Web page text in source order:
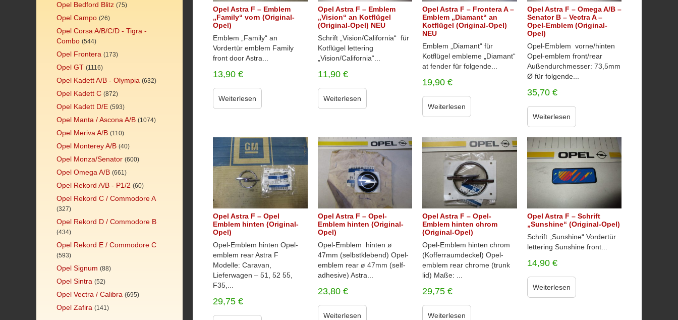
Opel Bedford Blitz (75)
Opel Campo (26)
Opel Corsa A/B/C/D - Tigra -
Combo (544)
Opel Frontera (173)
Opel GT (1116)
Opel Kadett A/B - Olympia (632)
Opel Kadett C (872)
Opel Kadett D/E (593)
Opel Manta / Ascona A/B (1074)
Opel Meriva A/B (110)
Opel Monterey A/B (40)
Opel Monza/Senator (600)
Opel Omega A/B (661)
Opel Rekord A/B - P1/2 (60)
Opel Rekord C / Commodore A
(327)
Opel Rekord D / Commodore B
(434)
Opel Rekord E / Commodore C
(593)
Opel Signum (88)
Opel Sintra (52)
Opel Vectra / Calibra (695)
Opel Zafira (141)
Opel Astra F – Emblem
„Family“ vorn (Original-
Opel)
Emblem „Family“ an
Vordertür emblem Family
front door Astra...
13,90 €
Weiterlesen
Opel Astra F – Emblem
„Vision“ an Kotflügel
(Original-Opel) NEU
Schrift „Vision/California“ für
Kotflügel lettering
„Vision/California“...
11,90 €
Weiterlesen
Opel Astra F – Frontera A –
Emblem „Diamant“ an
Kotflügel (Original-Opel)
NEU
Emblem „Diamant“ für
Kotflügel embleme „Diamant“
at fender für folgende...
19,90 €
Weiterlesen
Opel Astra F – Omega A/B –
Senator B – Vectra A –
Opel-Emblem (Original-
Opel)
Opel-Emblem vorne/hinten
Opel-emblem front/rear
Außendurchmesser: 73,5mm
Ø für folgende...
35,70 €
Weiterlesen
Opel Astra F – Opel
Emblem hinten (Original-
Opel)
Opel-Emblem hinten Opel-
emblem rear Astra F
Modelle: Caravan,
Lieferwagen – 51, 52 55,
F35,...
29,75 €
Opel Astra F – Opel-
Emblem hinten (Original-
Opel)
Opel-Emblem hinten ø
47mm (selbstklebend) Opel-
emblem rear ø 47mm (self-
adhesive) Astra...
23,80 €
Weiterlesen
Opel Astra F – Opel-
Emblem hinten chrom
(Original-Opel)
Opel-Emblem hinten chrom
(Kofferraumdeckel) Opel-
emblem rear chrome (trunk
lid) Maße: ...
29,75 €
Weiterlesen
Opel Astra F – Schrift
„Sunshine“ (Original-Opel)
Schrift „Sunshine“ Vordertür
lettering Sunshine front...
14,90 €
Weiterlesen